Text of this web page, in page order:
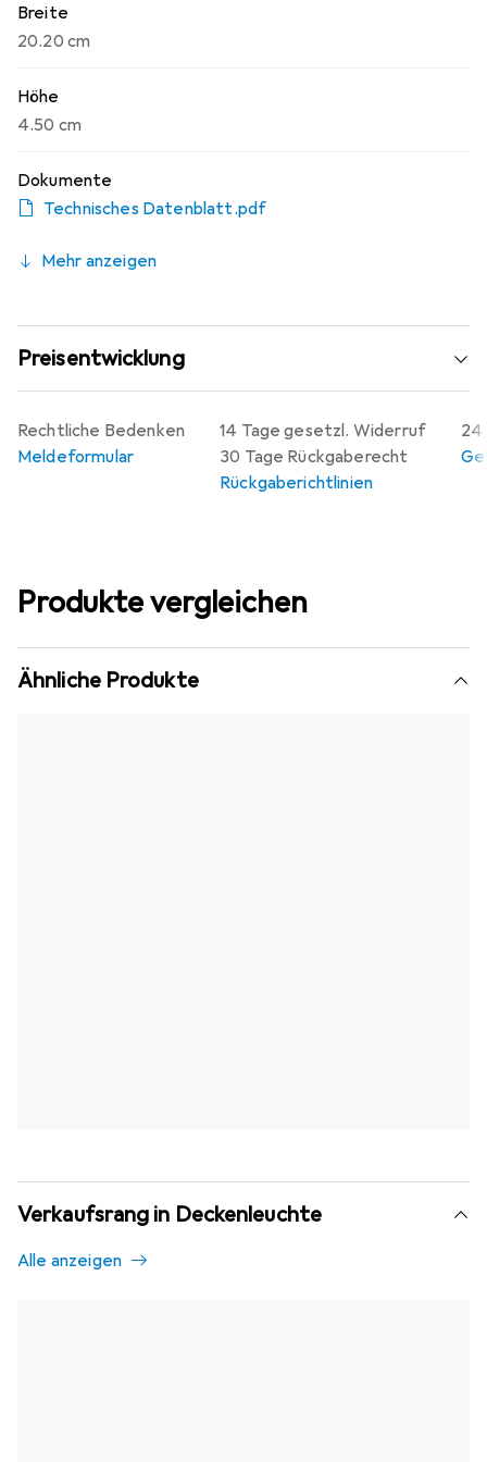
Breite
20.20 cm
Höhe
4.50 cm
Dokumente
Technisches Datenblatt.pdf
Mehr anzeigen
Preisentwicklung
14 Tage gesetzl. Widerruf
30 Tage Rückgaberecht
Rückgaberichtlinien
24
Rechtliche Bedenken
Meldeformular
Produkte vergleichen
Ähnliche Produkte
Verkaufsrang in Deckenleuchte
Alle anzeigen